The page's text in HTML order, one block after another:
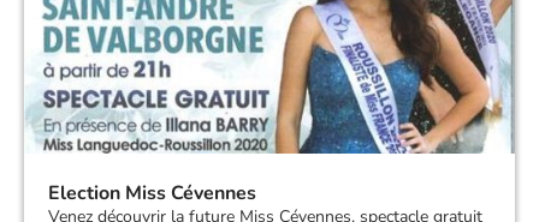
Election Miss Cévennes
Venez découvrir la future Miss Cévennes, spectacle gratuit